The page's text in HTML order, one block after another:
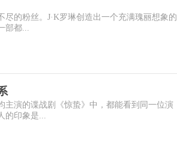
尽的粉丝。J·K罗琳创造出一个充满瑰丽想象的
都...
主演的谍战剧《惊蛰》中，都能看到同一位演
印象是...